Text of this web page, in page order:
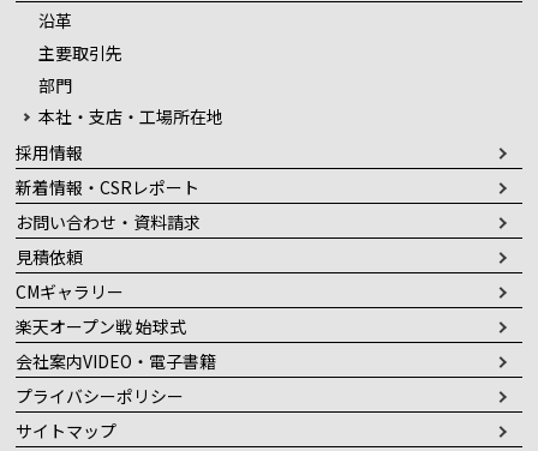
沿革
主要取引先
部門
本社・支店・工場所在地
採用情報
新着情報・CSRレポート
お問い合わせ・資料請求
見積依頼
CMギャラリー
楽天オープン戦 始球式
会社案内VIDEO・電子書籍
プライバシーポリシー
サイトマップ